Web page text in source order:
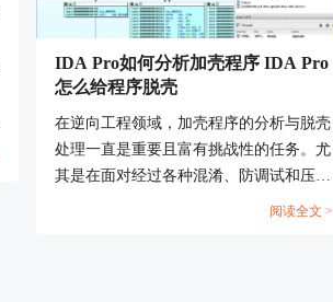
IDA Pro如何分析加壳程序 IDA Pro
怎么给程序脱壳
在逆向工程领域，加壳程序的分析与脱壳
处理一直是重要且富有挑战性的任务。尤
其是在面对经过各种混淆、防调试和压缩
处理的可执行文件时，常规的分析手段往
阅读全文 >